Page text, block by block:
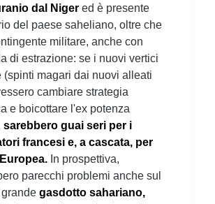
dal Niger ed è presente
del paese saheliano, oltre che
militare, anche con
di estrazione: se i nuovi vertici
(spinti magari dai nuovi alleati
cambiare strategia
e boicottare l'ex potenza
sarebbero guai seri per i
francesi e, a cascata, per
In prospettiva,
parecchi problemi anche sul
gasdotto sahariano,